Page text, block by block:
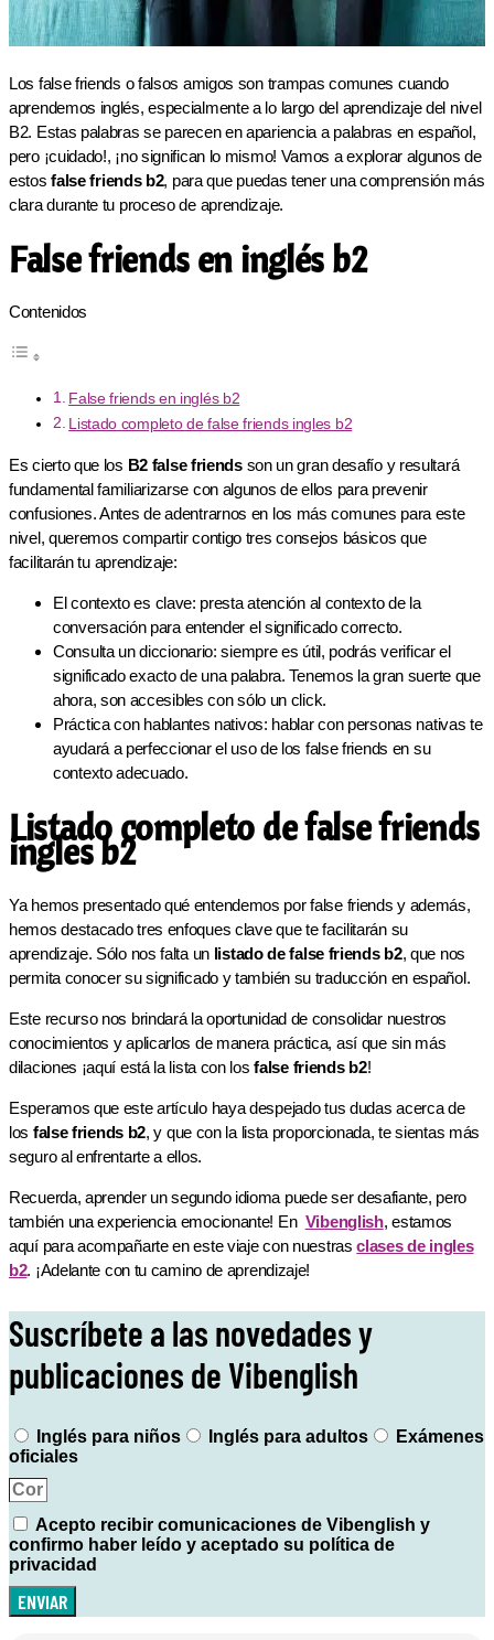
Los false friends o falsos amigos son trampas comunes cuando
aprendemos inglés, especialmente a lo largo del aprendizaje del nivel
B2. Estas palabras se parecen en apariencia a palabras en español,
pero ¡cuidado!, ¡no significan lo mismo! Vamos a explorar algunos de
estosfalse friends b2, para que puedas tener una comprensión más
clara durante tu proceso de aprendizaje.
False friends en inglés b2
Contenidos
False friends en inglés b2
Listado completo de false friends ingles b2
Es cierto que los B2 false friendsson un gran desafío y resultará
fundamental familiarizarse con algunos de ellos para prevenir
confusiones. Antes de adentrarnos en los más comunes para este
nivel, queremos compartir contigo tres consejos básicos que
facilitarán tu aprendizaje:
El contexto es clave: presta atención al contexto de la
conversación para entender el significado correcto.
Consulta un diccionario: siempre es útil, podrás verificar el
significado exacto de una palabra. Tenemos la gran suerte que
ahora, son accesibles con sólo un click.
Práctica con hablantes nativos: hablar con personas nativas te
ayudará a perfeccionar el uso de los false friends en su
contexto adecuado.
Listado completo de false friends
ingles b2
Ya hemos presentado qué entendemos por false friends y además,
hemos destacado tres enfoques clave que te facilitarán su
aprendizaje. Sólo nos falta un listado de false friends b2, que nos
permita conocer su significado y también su traducción en español.
Este recurso nos brindará la oportunidad de consolidar nuestros
conocimientos y aplicarlos de manera práctica, así que sin más
dilaciones ¡aquí está la lista con losfalse friends b2!
Esperamos que este artículo haya despejado tus dudas acerca de
los false friends b2, y que con la lista proporcionada, te sientas más
seguro al enfrentarte a ellos.
Recuerda, aprender un segundo idioma puede ser desafiante, pero
también una experiencia emocionante! En Vibenglish, estamos
aquí para acompañarte en este viaje con nuestrasclases de ingles
b2. ¡Adelante con tu camino de aprendizaje!
Suscríbete a las novedades y
publicaciones de Vibenglish
Inglés para niños Inglés para adultos
Exámenes
oficiales
Acepto recibir comunicaciones de Vibenglish y
confirmo haber leído y aceptado su política de
privacidad
ENVIAR